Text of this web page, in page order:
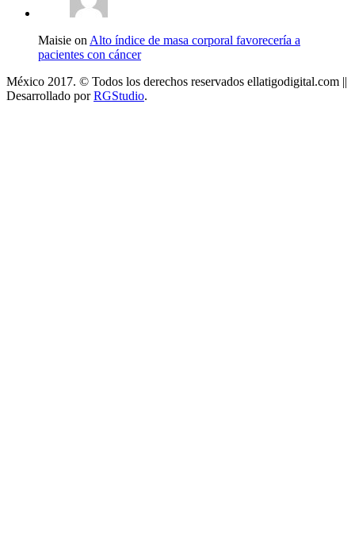
Maisie on Alto índice de masa corporal favorecería a
pacientes con cáncer
México 2017. © Todos los derechos reservados ellatigodigital.com ||
Desarrollado porRGStudio.